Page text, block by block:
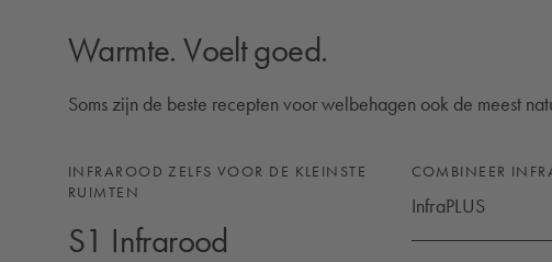
Warmte. Voelt goed.
Soms zijn de beste recepten voor welbehagen ook de meest
INFRAROOD ZELFS VOOR DE KLEINSTE
RUIMTEN
S1 Infrarood
COMBINEER
InfraPLUS